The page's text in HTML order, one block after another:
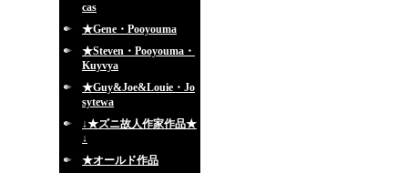
cas
★Gene・Pooyouma
★Steven・Pooyouma・
Kuyvya
★Guy&Joe&Louie・Jo
sytewa
↓★ズニ故人作家作品★
↓
★オールド作品